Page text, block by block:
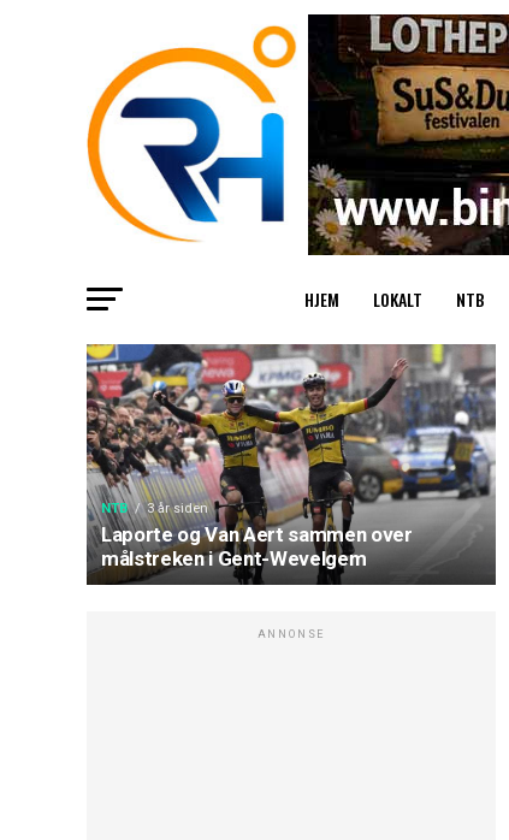
HJEM LOKALT NTB
NTB 3 år siden
Laporte og Van Aert sammen over
målstreken i Gent-Wevelgem
ANNONSE